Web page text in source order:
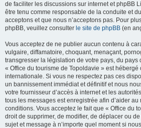
de faciliter les discussions sur internet et phpBB
être tenu comme responsable de la conduite et
acceptons et que nous n’acceptons pas. Pour
phpBB, veuillez consulter le site de phpBB (en
Vous acceptez de ne publier aucun contenu à
vulgaire, diffamatoire, choquant, menaçant,
transgresser la législation de votre pays, du pays
« Office du tourisme de Topoldavie » est hébergé
internationale. Si vous ne respectez pas ces
un bannissement immédiat et définitif et nous
votre fournisseur d’accès à internet et les
tous les messages est enregistrée afin d’aider
conditions. Vous acceptez le fait que « Office du
droit de supprimer, de modifier, de déplacer ou de
sujet et message à n’importe quel moment si